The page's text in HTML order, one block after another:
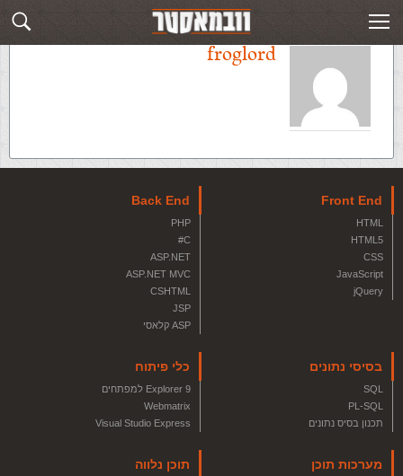
froglord
Front End
HTML
HTML5
CSS
JavaScript
jQuery
Back End
PHP
C#
ASP.NET
ASP.NET MVC
CSHTML
JSP
ASP קלאסי
בסיסי נתונים
SQL
PL-SQL
תכנון בסיס נתונים
כלי פיתוח
Explorer 9 למפתחים
Webmatrix
Visual Studio Express
מערכות תוכן תוכן נלווה